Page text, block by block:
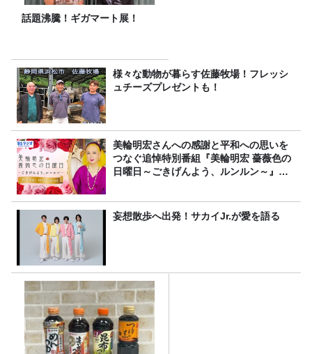
話題沸騰！ギガマート展！
様々な動物が暮らす佐藤牧場！フレッシ
ュチーズプレゼントも！
美輪明宏さんへの感謝と平和への思いを
つなぐ追悼特別番組『美輪明宏 薔薇色の
日曜日～ごきげんよう、ルンルン～』
妄想散歩へ出発！サカイJr.が愛を語る